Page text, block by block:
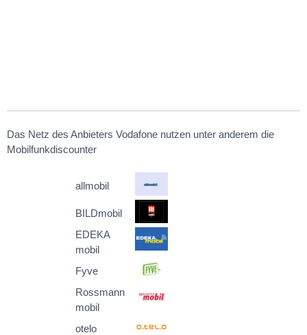
Das Netz des Anbieters Vodafone nutzen unter anderem die
Mobilfunkdiscounter
allmobil
BILDmobil
EDEKA
mobil
Fyve
Rossmann
mobil
otelo